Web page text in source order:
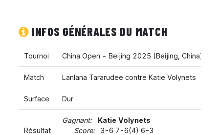
INFOS GÉNÉRALES DU MATCH
Tournoi China Open - Beijing 2025 (Beijing China)
Match Lanlana Tararudee contre Katie Volynets
Surface Dur
Résultat
Gagnant:
Katie Volynets
Score:3-6 7-6(4) 6-3